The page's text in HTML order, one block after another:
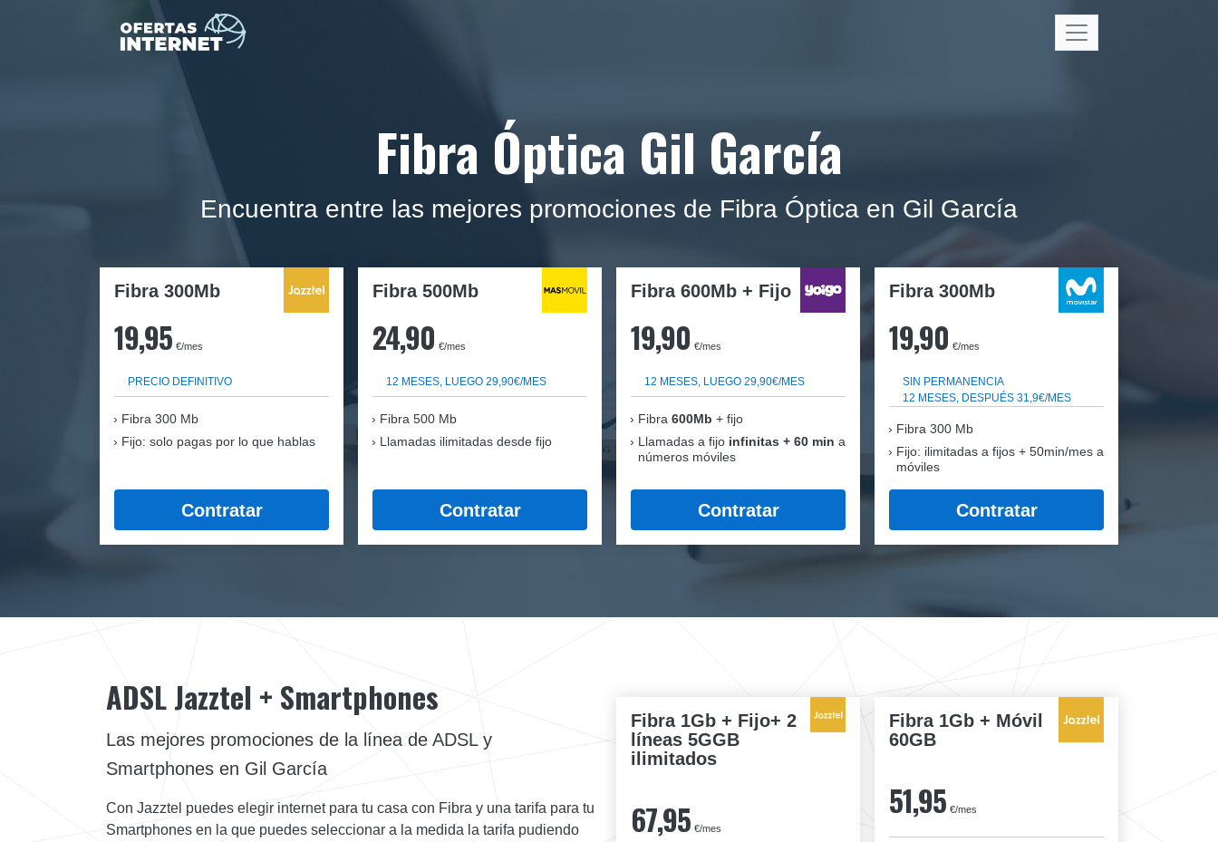
Fibra Óptica Gil García
Encuentra entre las mejores promociones de Fibra Óptica en Gil García
Fibra 300Mb
19,95 €/mes
PRECIO DEFINITIVO
Fibra 300 Mb
Fijo: solo pagas por lo que hablas
Contratar
Fibra 500Mb
24,90 €/mes
12 MESES, LUEGO 29,90€/MES
Fibra 500 Mb
Llamadas ilimitadas desde fijo
Contratar
Fibra 600Mb + Fijo
19,90 €/mes
12 MESES, LUEGO 29,90€/MES
Fibra 600Mb + fijo
Llamadas a fijo infinitas + 60 min a
números móviles
Contratar
Fibra 300Mb
19,90 €/mes
SIN PERMANENCIA
12 MESES, DESPUÉS 31,9€/MES
Fibra 300 Mb
Fijo: ilimitadas a fijos + 50min/mes a
móviles
Contratar
Fibra 1Gb + Fijo+ 2
líneas 5GGB
ilimitados
67,95 €/mes
Fibra 1Gb + Móvil
60GB
51,95 €/mes
ADSL Jazztel + Smartphones
Las mejores promociones de la línea de ADSL y
Smartphones en Gil García
Con Jazztel puedes elegir internet para tu casa con Fibra y una tarifa para tu
Smartphones en la que puedes seleccionar a la medida la tarifa pudiendo